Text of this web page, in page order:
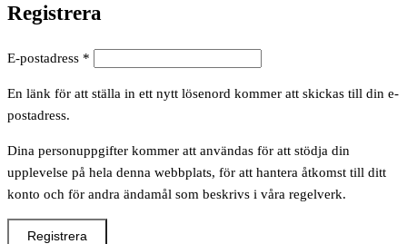
Registrera
E-postadress *
En länk för att ställa in ett nytt lösenord kommer att skickas till din e-
postadress.
Dina personuppgifter kommer att användas för att stödja din
upplevelse på hela denna webbplats, för att hantera åtkomst till ditt
konto och för andra ändamål som beskrivs i våra regelverk.
Registrera